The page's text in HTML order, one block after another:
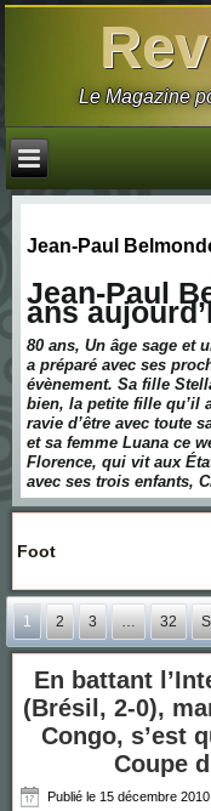
Le Magazine
Jean-Paul
Jean-Paul
ans
80 ans, Un âge sage et
a préparé avec ses
évènement. Sa fille
bien, la petite fille qu’il
ravie d’être avec toute
et sa femme Luana ce
Florence, qui vit aux
avec ses trois enfants,
Foot
1 2 3 … 32
En battant
(Brésil, 2-0),
Congo, s’est
Coupe
Publié le 15 décembre 2010